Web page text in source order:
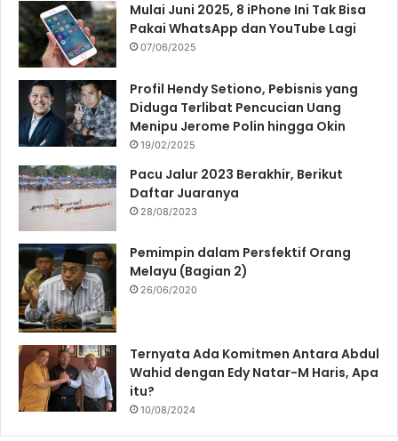
Mulai Juni 2025, 8 iPhone Ini Tak Bisa
Pakai WhatsApp dan YouTube Lagi
07/06/2025
Profil Hendy Setiono, Pebisnis yang
Diduga Terlibat Pencucian Uang
Menipu Jerome Polin hingga Okin
19/02/2025
Pacu Jalur 2023 Berakhir, Berikut
Daftar Juaranya
28/08/2023
Pemimpin dalam Persfektif Orang
Melayu (Bagian 2)
26/06/2020
Ternyata Ada Komitmen Antara Abdul
Wahid dengan Edy Natar-M Haris, Apa
itu?
10/08/2024